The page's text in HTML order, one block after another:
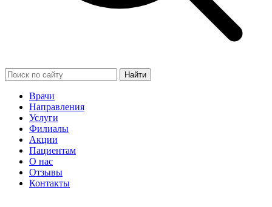
Найти
Врачи
Направления
Услуги
Филиалы
Акции
Пациентам
О нас
Отзывы
Контакты